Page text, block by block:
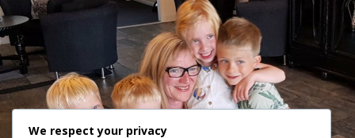
We respect your privacy